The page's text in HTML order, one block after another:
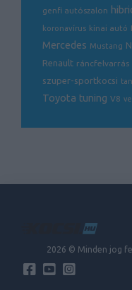
genfi autószalon
koronavírus kínai autó
Mercedes Mustang
Renault ráncfelvarrás
szuper-sportkocsi
Toyota tuning V8
2026 © Minden jog